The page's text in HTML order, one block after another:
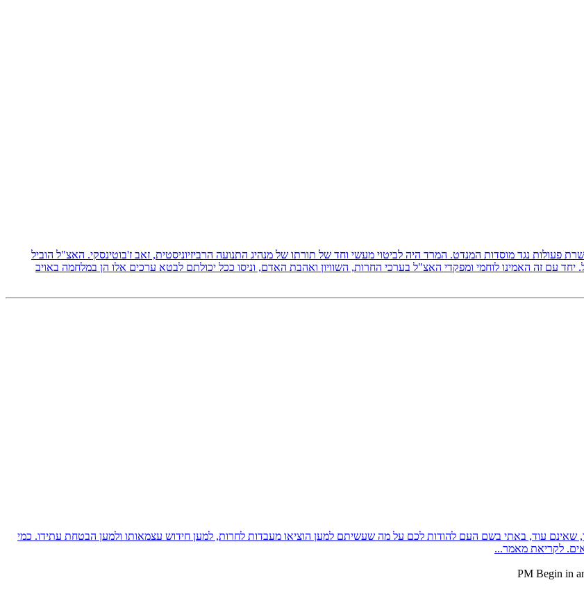
בשרשרת פעולות נגד מוסדות המנדט. המרד היה לביטוי מעשי וחד של תורתו של מנהיג התנועה הרביזיוניסטית, זאב ז'בוטינסקי. האצ"ל הוביל
עם זה האמינו לוחמי ומפקדי האצ"ל בערכי החרות, השוויון ואהבת האדם, וניסו ככל יכולתם לבטא ערכים אלו הן במלחמה באויב
עוד, באתי בשם העם להודות לכם על מה שעשיתם למען הוציאו מעבדות לחרות, למען חידוש עצמאותו ולמען הבטחת עתידו. כמי
לקריאת מאמר...